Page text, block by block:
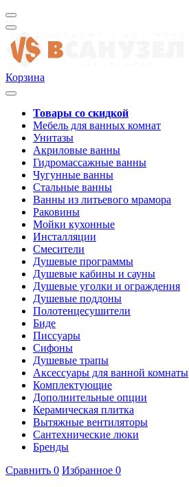
Корзина
Товары со скидкой
Мебель для ванных комнат
Унитазы
Акриловые ванны
Гидромассажные ванны
Чугунные ванны
Стальные ванны
Ванны из литьевого мрамора
Раковины
Мойки кухонные
Инсталляции
Смесители
Душевые программы
Душевые кабины и сауны
Душевые уголки и ограждения
Душевые поддоны
Полотенцесушители
Биде
Писсуары
Сифоны
Душевые трапы
Аксессуары для ванной комнаты
Комплектующие
Дополнительные опции
Керамическая плитка
Вытяжные вентиляторы
Сантехнические люки
Бренды
Сравнить 0 Избранное 0